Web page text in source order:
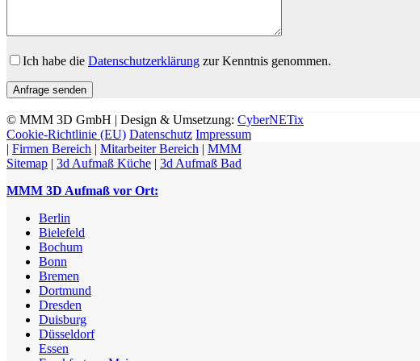
Ich habe die Datenschutzerklärung zur Kenntnis genommen.
© MMM 3D GmbH | Design & Umsetzung: CyberNETix
Cookie-Richtlinie (EU) Datenschutz Impressum
| Firmen Bereich | Mitarbeiter Bereich | MMM
Sitemap | 3d Aufmaß Küche | 3d Aufmaß Bad
MMM 3D Aufmaß vor Ort:
Berlin
Bielefeld
Bochum
Bonn
Bremen
Dortmund
Dresden
Duisburg
Düsseldorf
Essen